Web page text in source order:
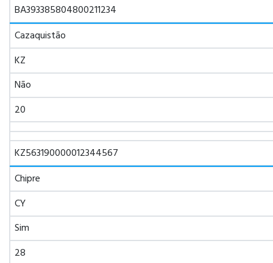
BA393385804800211234
Cazaquistão
KZ
Não
20
KZ563190000012344567
Chipre
CY
Sim
28